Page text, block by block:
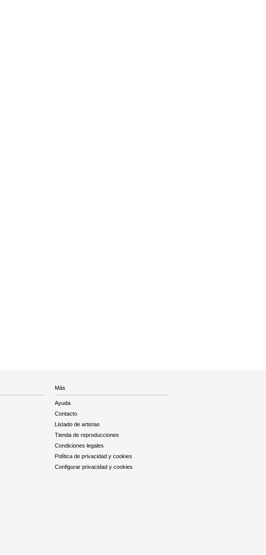
Más
Ayuda
Contacto
Listado de artistas
Tienda de reproducciones
Condiciones legales
Política de privacidad y cookies
Configurar privacidad y cookies